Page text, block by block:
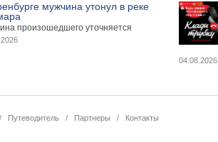
мужчина утонул в реке
произошедшего уточняется
04.08.2026
/ Путеводитель / Партнеры / Контакты